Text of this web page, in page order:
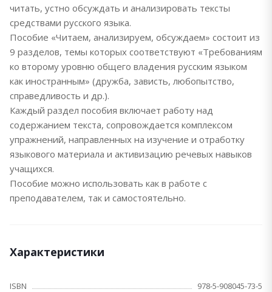
читать, устно обсуждать и анализировать тексты
средствами русского языка.
Пособие «Читаем, анализируем, обсуждаем» состоит из
9 разделов, темы которых соответствуют «Требованиям
ко второму уровню общего владения русским языком
как иностранным» (дружба, зависть, любопытство,
справедливость и др.).
Каждый раздел пособия включает работу над
содержанием текста, сопровождается комплексом
упражнений, направленных на изучение и отработку
языкового материала и активизацию речевых навыков
учащихся.
Пособие можно использовать как в работе с
преподавателем, так и самостоятельно.
Характеристики
ISBN
978-5-908045-73-5